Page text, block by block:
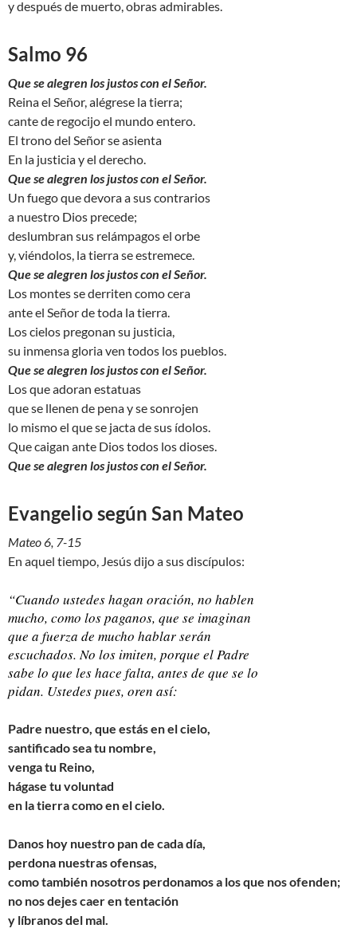
y después de muerto, obras admirables.
Salmo 96
Que se alegren los justos con el Señor.
Reina el Señor, alégrese la tierra;
cante de regocijo el mundo entero.
El trono del Señor se asienta
En la justicia y el derecho.
Que se alegren los justos con el Señor.
Un fuego que devora a sus contrarios
a nuestro Dios precede;
deslumbran sus relámpagos el orbe
y, viéndolos, la tierra se estremece.
Que se alegren los justos con el Señor.
Los montes se derriten como cera
ante el Señor de toda la tierra.
Los cielos pregonan su justicia,
su inmensa gloria ven todos los pueblos.
Que se alegren los justos con el Señor.
Los que adoran estatuas
que se llenen de pena y se sonrojen
lo mismo el que se jacta de sus ídolos.
Que caigan ante Dios todos los dioses.
Que se alegren los justos con el Señor.
Evangelio según San Mateo
Mateo 6, 7-15
En aquel tiempo, Jesús dijo a sus discípulos:
“Cuando ustedes hagan oración, no hablen
mucho, como los paganos, que se imaginan
que a fuerza de mucho hablar serán
escuchados. No los imiten, porque el Padre
sabe lo que les hace falta, antes de que se lo
pidan. Ustedes pues, oren así:
Padre nuestro, que estás en el cielo,
santificado sea tu nombre,
venga tu Reino,
hágase tu voluntad
en la tierra como en el cielo.
Danos hoy nuestro pan de cada día,
perdona nuestras ofensas,
como también nosotros perdonamos a los que nos ofenden;
no nos dejes caer en tentación
y líbranos del mal.